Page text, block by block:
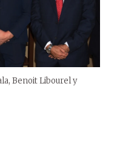
Benoit Libourel y